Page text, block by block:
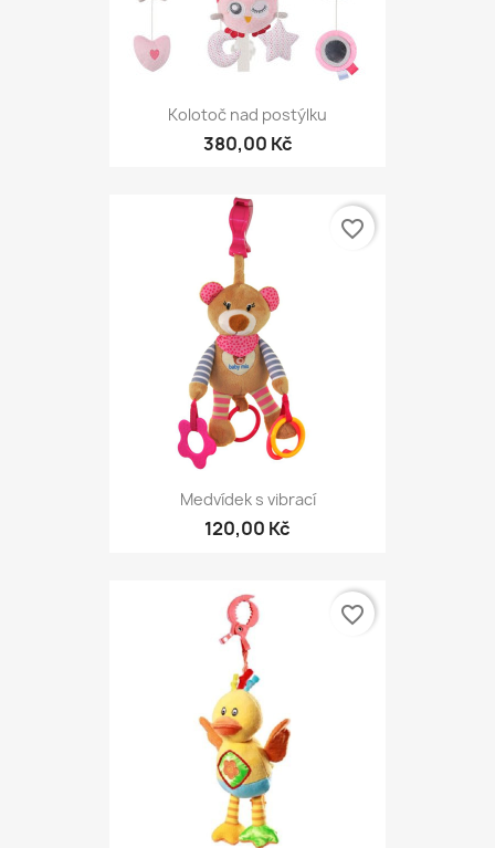
Kolotoč nad postýlku
380,00 Kč
Medvídek s vibrací
120,00 Kč
favorite_border
favorite_border